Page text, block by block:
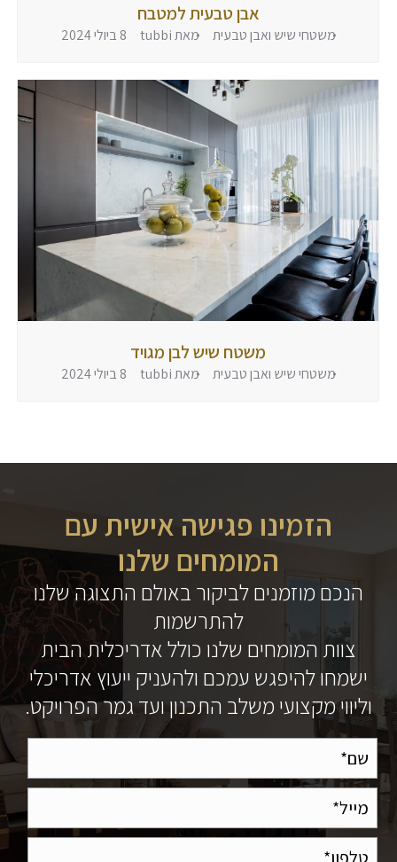
אבן טבעית למטבח
משטחי שיש ואבן טבעית מאתtubbi 8 ביולי 2024
משטח שיש לבן מגויד
משטחי שיש ואבן טבעית מאתtubbi 8 ביולי 2024
הזמינו פגישה אישית עם
המומחים שלנו
הנכם מוזמנים לביקור באולם התצוגה שלנו
להתרשמות
צוות המומחים שלנו כולל אדריכלית הבית
ישמחו להיפגש עמכם ולהעניק ייעוץ אדריכלי
וליווי מקצועי משלב התכנון ועד גמר הפרויקט.